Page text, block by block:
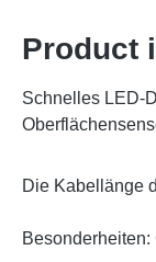
Product
Schnelles LED-
Die Kabellänge